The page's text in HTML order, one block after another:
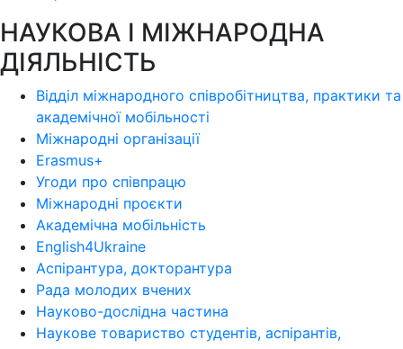
НАУКОВА І МІЖНАРОДНА
ДІЯЛЬНІСТЬ
Відділ міжнародного співробітництва, практики та
академічної мобільності
Міжнародні організації
Erasmus+
Угоди про співпрацю
Міжнародні проєкти
Академічна мобільність
English4Ukraine
Аспірантура, докторантура
Рада молодих вчених
Науково-дослідна частина
Наукове товариство студентів, аспірантів,